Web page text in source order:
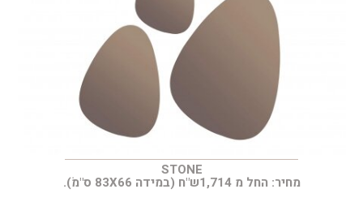
STONE
מחיר: החל מ 1,714ש"ח (במידה 83X66 ס"מׂ).